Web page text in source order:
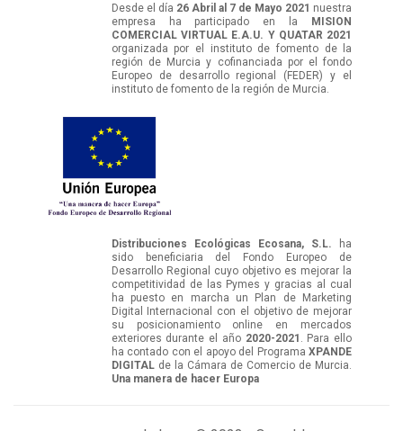
Desde el día 26 Abril al 7 de Mayo 2021 nuestra
empresa ha participado en la
MISION
COMERCIAL VIRTUAL E.A.U. Y QUATAR 2021
organizada por el instituto de fomento de la
región de Murcia y cofinanciada por el fondo
Europeo de desarrollo regional (FEDER) y el
instituto de fomento de la región de Murcia.
Distribuciones Ecológicas Ecosana, S.L. ha
sido beneficiaria del Fondo Europeo de
Desarrollo Regional cuyo objetivo es mejorar la
competitividad de las Pymes y gracias al cual
ha puesto en marcha un Plan de Marketing
Digital Internacional con el objetivo de mejorar
su posicionamiento online en mercados
exteriores durante el año 2020-2021 . Para ello
ha contado con el apoyo del ProgramaXPANDE
DIGITALde la Cámara de Comercio de Murcia.
Una manera de hacer Europa